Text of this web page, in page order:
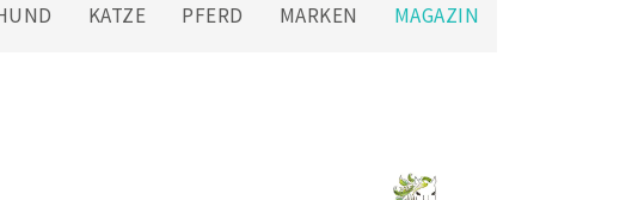
KATZE PFERD MARKEN MAGAZIN